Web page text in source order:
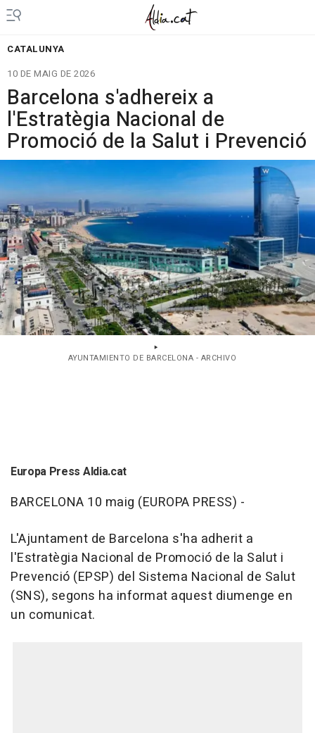
CATALUNYA
10 DE MAIG DE 2026
Barcelona s'adhereix a
l'Estratègia Nacional de
Promoció de la Salut i Prevenció
AYUNTAMIENTO DE BARCELONA - ARCHIVO
Europa Press Aldia.cat
BARCELONA 10 maig (EUROPA PRESS) -
L'Ajuntament de Barcelona s'ha adherit a
l'Estratègia Nacional de Promoció de la Salut i
Prevenció (EPSP) del Sistema Nacional de Salut
(SNS), segons ha informat aquest diumenge en
un comunicat.